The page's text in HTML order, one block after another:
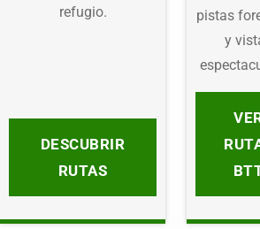
refugio.
DESCUBRIR
RUTAS
pistas
y